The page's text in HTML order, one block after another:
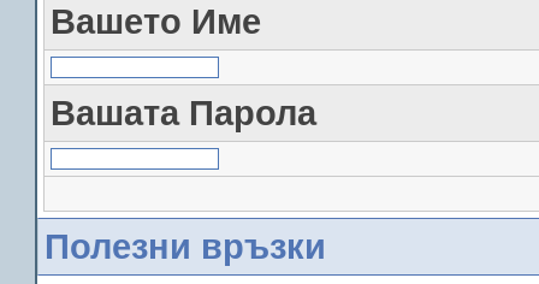
Вашето Име
Вашата Парола
Полезни връзки